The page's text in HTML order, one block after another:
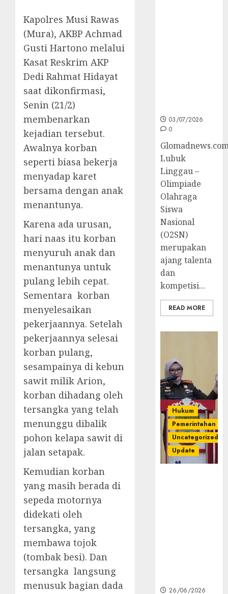
Kapolres Musi Rawas
(Mura), AKBP Achmad
Gusti Hartono melalui
Kasat Reskrim AKP
Dedi Rahmat Hidayat
saat dikonfirmasi,
Senin (21/2)
membenarkan
kejadian tersebut.
Awalnya korban
seperti biasa bekerja
menyadap karet
bersama dengan anak
menantunya.
Karena ada urusan,
hari naas itu korban
menyuruh anak dan
menantunya untuk
pulang lebih cepat.
Sementara korban
menyelesaikan
pekerjaannya. Setelah
pekerjaannya selesai
korban pulang,
sesampainya di kebun
sawit milik Arion,
korban dihadang oleh
tersangka yang telah
menunggu dibalik
pohon kelapa sawit di
jalan setapak.
Kemudian korban
yang masih berada di
sepeda motornya
didekati oleh
tersangka, yang
membawa tojok
(tombak besi). Dan
tersangka langsung
menusuk bagian dada
03/07/2026
0
Lubuk
Linggau –
Olimpiade
Olahraga
Siswa
Nasional
(O2SN)
merupakan
ajang talenta
dan
kompetisi...
READ MORE
Hukum
Pemerintahan
Uncategorized
Update
26/06/2026